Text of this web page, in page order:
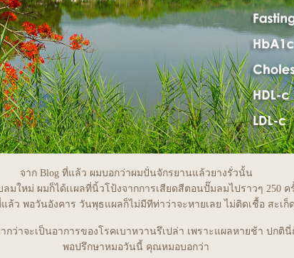
จาก Blog ที่แล้ว ผมบอกว่าผมปั่นจักรยานแล้วยางรั่วนั้น
มใหม่ ผมก็ได้เเผลที่นิ้วโป้งจากการเสียดสีตอนปั๊มลมไปราวๆ 250 ค
ล้ว พอวันอังคาร วันพุธแผลก็ไม่มีทีท่าว่าจะหายเลย ไม่ติดเชื้อ สะเ
กว่าจะเป็นอาการของโรคเบาหวานรึเปล่า เพราะแผลหายช้า ปกติ
พอปรึกษาหมอวันนี้ คุณหมอบอกว่า